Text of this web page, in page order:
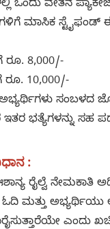
ಒಂದು ವೇತನ
ಮಾಸಿಕ ಸ್ಟೈಫಂಡ್
ರೂ. 8,000/-
ರೂ. 10,000/-
ಸಂಬಳದ
ಇತರ ಭತ್ಯೆಗಳನ್ನು ಸಹ
:
ರೈಲ್ವೆ ನೇಮಕಾತಿ
ಓದಿ ಮತ್ತು ಅಭ್ಯರ್ಥಿಯು
ಎಂದು